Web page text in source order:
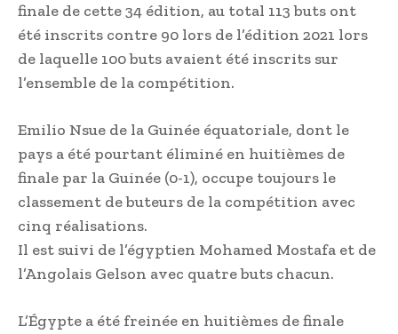
finale de cette 34 édition, au total 113 buts ont
été inscrits contre 90 lors de l’édition 2021 lors
de laquelle 100 buts avaient été inscrits sur
l’ensemble de la compétition.
Emilio Nsue de la Guinée équatoriale, dont le
pays a été pourtant éliminé en huitièmes de
finale par la Guinée (0-1), occupe toujours le
classement de buteurs de la compétition avec
cinq réalisations.
Il est suivi de l’égyptien Mohamed Mostafa et de
l’Angolais Gelson avec quatre buts chacun.
L’Égypte a été freinée en huitièmes de finale